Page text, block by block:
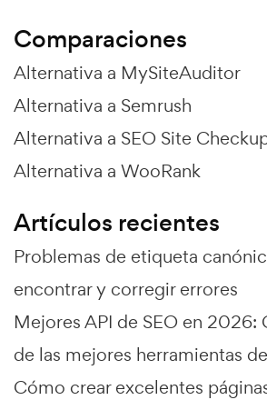
Comparaciones
Alternativa a MySiteAuditor
Alternativa a Semrush
Alternativa a SEO Site
Alternativa a WooRank
Artículos recientes
Problemas de etiqueta
encontrar y corregir errores
Mejores API de SEO en 2026:
de las mejores herramientas
Cómo crear excelentes